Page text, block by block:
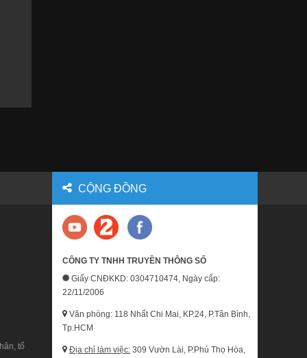
tổ
CỘNG ĐỒNG
CÔNG TY TNHH TRUYỀN THÔNG SỐ
Giấy CNĐKKD: 0304710474, Ngày cấp:
22/11/2006
Văn phòng: 118 Nhất Chi Mai, KP.24, P.Tân Bình,
Tp.HCM
Địa chỉ làm việc: 309 Vườn Lài, P.Phú Thọ Hòa,